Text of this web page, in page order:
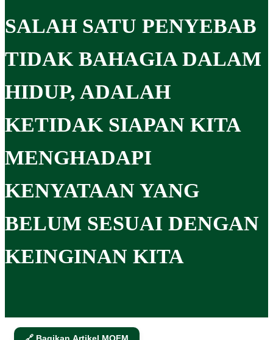
SALAH SATU PENYEBAB
TIDAK BAHAGIA DALAM
HIDUP, ADALAH
KETIDAK SIAPAN KITA
MENGHADAPI
KENYATAAN YANG
BELUM SESUAI DENGAN
KEINGINAN KITA
🔗 Bagikan Artikel MQFM